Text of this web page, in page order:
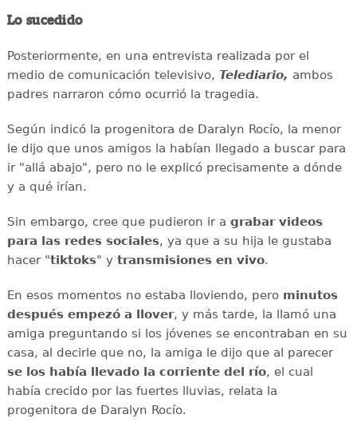
Lo sucedido
Posteriormente, en una entrevista realizada por el
medio de comunicación televisivo, Telediario, ambos
padres narraron cómo ocurrió la tragedia.
Según indicó la progenitora de Daralyn Rocío, la menor
le dijo que unos amigos la habían llegado a buscar para
ir "allá abajo", pero no le explicó precisamente a dónde
y a qué irían.
Sin embargo, cree que pudieron ir a grabar videos
para las redes sociales, ya que a su hija le gustaba
hacer "tiktoks" y transmisiones en vivo.
En esos momentos no estaba lloviendo, pero minutos
después empezó a llover, y más tarde, la llamó una
amiga preguntando si los jóvenes se encontraban en su
casa, al decirle que no, la amiga le dijo que al parecer
se los había llevado la corriente del río, el cual
había crecido por las fuertes lluvias, relata la
progenitora de Daralyn Rocío.